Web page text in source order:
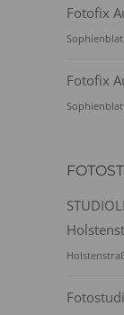
Fotofix
Fotofix